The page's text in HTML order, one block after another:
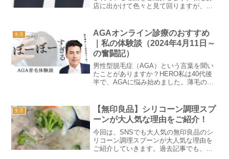
店に出かけて色々と見て回りますが、ゴ
そんなにお客さんがいるんだろう？」そ
う思った私は、店員さん...
生活
AGAオンライン診療のおすすめ
｜私の体験談（2024年4月11日～
の奮闘記）
男性型脱毛症（AGA）という言葉を聞い
たことがありますか？HERO私は40代後
半で、AGAに悩み始めました。薄毛の進
AGAに悩む皆さんへの情報提供と励まし
になればと思いま...
生活
【無印良品】シリコーン調理スプ
ーンが大人気な理由をご紹介！
今回は、SNSでも大人気の無印良品のシ
リコーン調理スプーンが大人気な理由を
ご紹介していきます。過去記事でも、無